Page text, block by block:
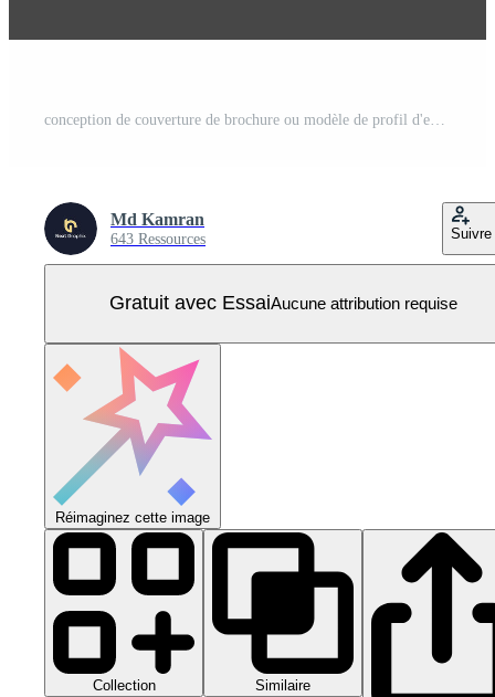
Md Kamran
643 Ressources Suivre
Gratuit avec EssaiAucune attribution requise
Réimaginez cette image
Collection Similaire